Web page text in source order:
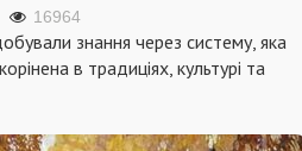
16964
знання через систему, яка
в традиціях, культурі та